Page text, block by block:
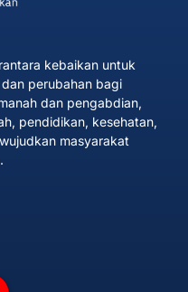
kebaikan untuk
perubahan bagi
dan pengabdian,
pendidikan, kesehatan,
masyarakat